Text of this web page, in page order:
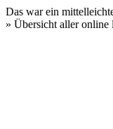
Das war ein
» Übersicht aller online